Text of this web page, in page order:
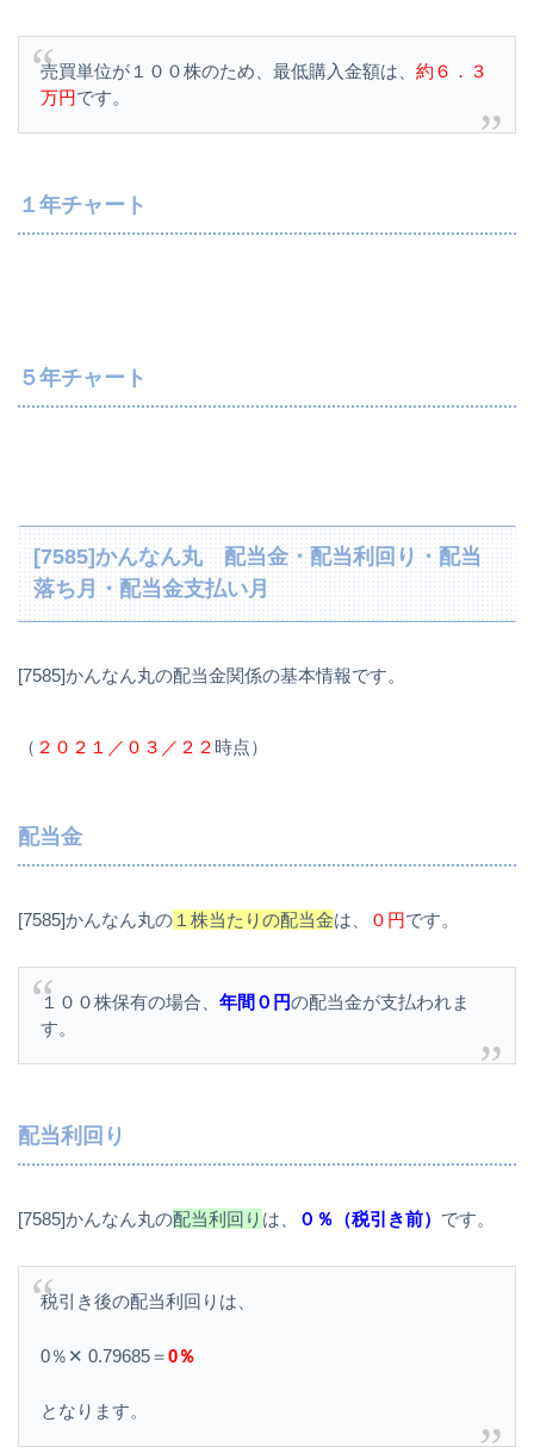
売買単位が１００株のため、最低購入金額は、 約６．３
万円です。
１年チャート
５年チャート
[7585]かんなん丸 配当金・配当利回り・配当
落ち月・配当金支払い月
[7585]かんなん丸の配当金関係の基本情報です。
（ ２０２１／０３／２２時点）
配当金
[7585]かんなん丸の １株当たりの配当金は、 ０円です。
１００株保有の場合、 年間０円の配当金が支払われま
す。
配当利回り
[7585]かんなん丸の配当利回り は、 ０％（税引き前） です。
税引き後の配当利回りは、
0％✕ 0.79685＝0％
となります。